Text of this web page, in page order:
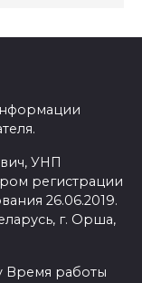
УНП
регистрации
26.06.2019.
г. Орша,
Время работы